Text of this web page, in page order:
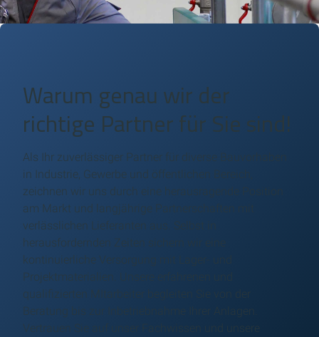
Warum genau wir der
richtige Partner für Sie sind!
Als Ihr zuverlässiger Partner für diverse Bauvorhaben
in Industrie, Gewerbe und öffentlichen Bereich,
zeichnen wir uns durch eine herausragende Position
am Markt und langjährige Partnerschaften mit
verlässlichen Lieferanten aus. Selbst in
herausfordernden Zeiten sichern wir eine
kontinuierliche Versorgung mit Lager- und
Projektmaterialien. Unsere erfahrenen und
qualifizierten MItarbeiter begleiten Sie von der
Beratung bis zur Inbetriebnahme Ihrer Anlagen.
Vertrauen Sie auf unser Fachwissen und unsere